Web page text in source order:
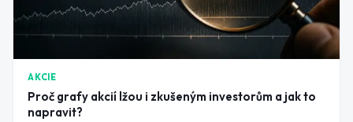
AKCIE
Proč grafy akcií lžou i zkušeným investorům a jak to
napravit?